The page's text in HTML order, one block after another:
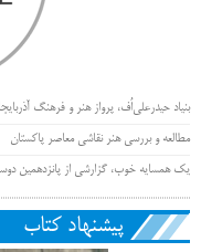
بنیاد حیدرعلی‌اُف، پرواز هنر و فرهنگ
مطالعه و بررسی هنر نقاشی معاصر پاکستان
یک همسایه خوب، گزارشی از پانزدهمین
پیشنهاد کتاب